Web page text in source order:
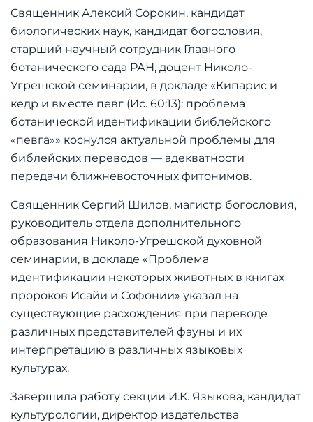
Священник Алексий Сорокин, кандидат
биологических наук, кандидат богословия,
старший научный сотрудник Главного
ботанического сада РАН, доцент Николо-
Угрешской семинарии, в докладе «Кипарис и
кедр и вместе певг (Ис. 60:13): проблема
ботанической идентификации библейского
«певга»» коснулся актуальной проблемы для
библейских переводов — адекватности
передачи ближневосточных фитонимов.
Священник Сергий Шилов, магистр богословия,
руководитель отдела дополнительного
образования Николо-Угрешской духовной
семинарии, в докладе «Проблема
идентификации некоторых животных в книгах
пророков Исайи и Софонии» указал на
существующие расхождения при переводе
различных представителей фауны и их
интерпретацию в различных языковых
культурах.
Завершила работу секции И.К. Языкова, кандидат
культурологии, директор издательства